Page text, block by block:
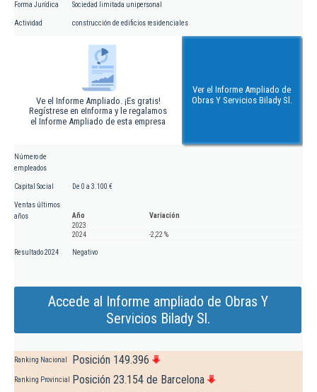
Forma Jurídica Sociedad limitada unipersonal
Actividad construcción de edificios residenciales
Ve el Informe Ampliado. ¡Es gratis!
Regístrese en eInforma y le regalamos
el Informe Ampliado de esta empresa
Ver el Informe Ampliado de
Obras Y Servicios Bilady Sl.
Número de
empleados
Capital Social De 0 a 3.100 €
Ventas últimos
años
Año
Variación
2023
2024
-2,22 %
Resultado 2024 Negativo
Accede al Informe ampliado de Obras Y
Servicios Bilady Sl.
Ranking Nacional Posición 149.396
Ranking Provincial Posición 23.154 de Barcelona